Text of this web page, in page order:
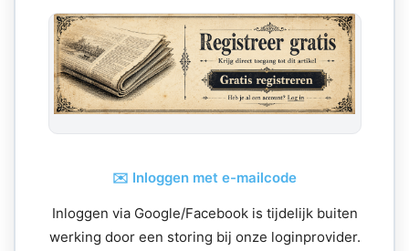
✉️ Inloggen met e-mailcode
Inloggen via Google/Facebook is tijdelijk buiten
werking door een storing bij onze loginprovider.